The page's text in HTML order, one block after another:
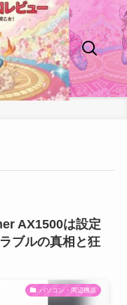
AX1500は設定
ブルの真相と狂
パソコン・周辺機器